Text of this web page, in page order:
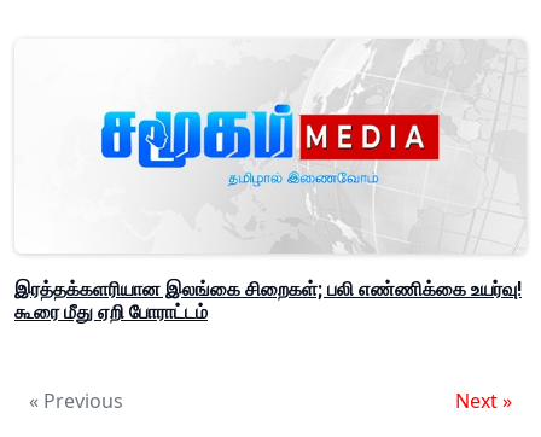
இரத்தக்களரியான இலங்கை சிறைகள்; பலி எண்ணிக்கை உயர்வு!
கூரை மீது ஏறி போராட்டம்
« Previous Next »